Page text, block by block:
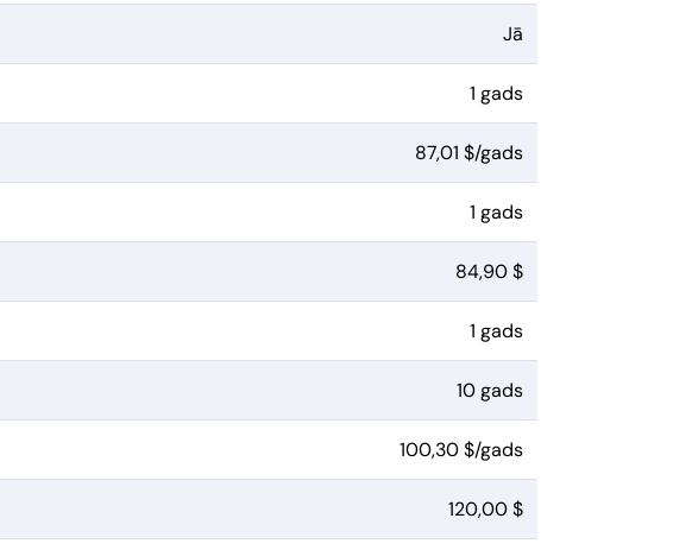
Jā
1 gads
87,01 $/gads
1 gads
84,90 $
1 gads
10 gads
100,30 $/gads
120,00 $